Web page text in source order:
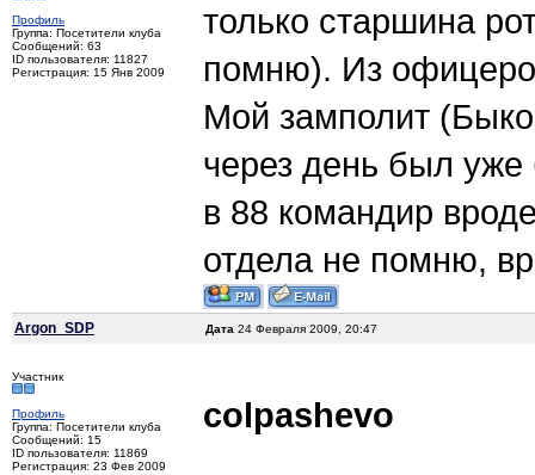
Профиль
Группа: Посетители клуба
Сообщений: 63
ID пользователя: 11827
Регистрация: 15 Янв 2009
только старшина
помню). Из
Мой замполит
через день был
в 88 командир
отдела не помню,
Argon_SDP Дата 24 Февраля 2009, 20:47
Участник
Профиль
Группа: Посетители клуба
Сообщений: 15
ID пользователя: 11869
Регистрация: 23 Фев 2009
colpashevo